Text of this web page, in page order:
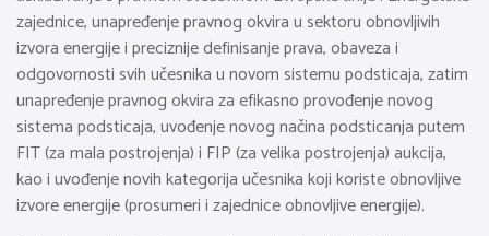
zajednice, unapređenje pravnog okvira u sektoru obnovljivih
izvora energije i preciznije definisanje prava, obaveza i
odgovornosti svih učesnika u novom sistemu podsticaja, zatim
unapređenje pravnog okvira za efikasno provođenje novog
sistema podsticaja, uvođenje novog načina podsticanja putem
FIT (za mala postrojenja) i FIP (za velika postrojenja) aukcija,
kao i uvođenje novih kategorija učesnika koji koriste obnovljive
izvore energije (prosumeri i zajednice obnovljive energije).